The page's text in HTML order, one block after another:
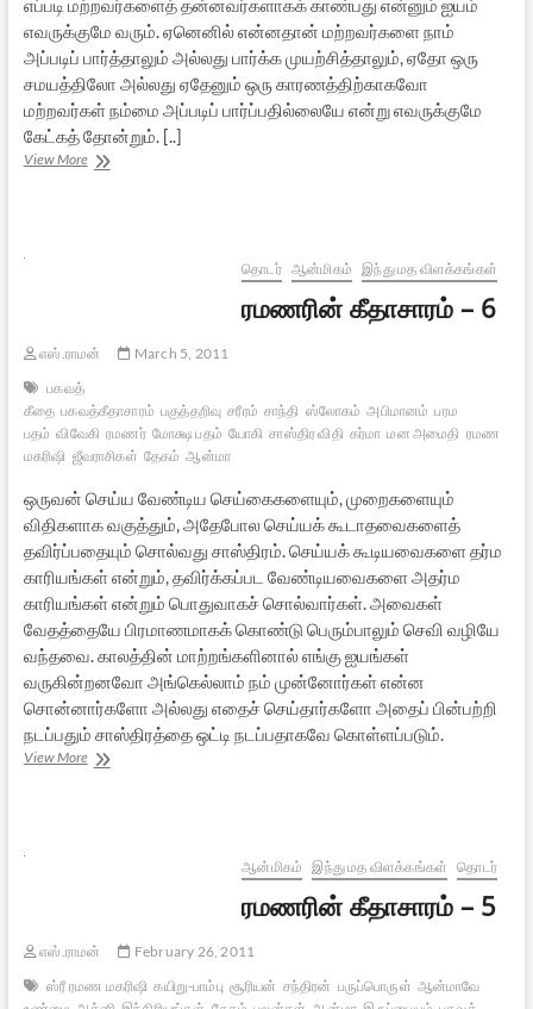
எப்படி மற்றவர்களைத் தன்னவர்களாகக் காண்பது என்னும் ஐயம்
எவருக்குமே வரும். ஏனெனில் என்னதான் மற்றவர்களை நாம்
அப்படிப் பார்த்தாலும் அல்லது பார்க்க முயற்சித்தாலும், ஏதோ ஒரு
சமயத்திலோ அல்லது ஏதேனும் ஒரு காரணத்திற்காகவோ
மற்றவர்கள் நம்மை அப்படிப் பார்ப்பதில்லையே என்று எவருக்குமே
கேட்கத் தோன்றும். [..]
View Moreரமணரின்
தொடர் ஆன்மிகம் இந்து மத விளக்கங்கள்
ரமணரின் கீதாசாரம் – 6
எஸ்.ராமன்
March 5, 2011
பகவத்
கீதை பகவத்கீதாசாரம் பகுத்தறிவு சரீரம் சாந்தி ஸ்லோகம் அபிமானம் பரம
பதம் விவேகி ரமணர் மோக்ஷ பதம் யோகி சாஸ்திர விதி கர்மா மன அமைதி ரமண
மகரிஷி ஜீவராசிகள் தேகம் ஆன்மா
ஒருவன் செய்ய வேண்டிய செய்கைகளையும், முறைகளையும்
விதிகளாக வகுத்தும், அதேபோல செய்யக் கூடாதவைகளைத்
தவிர்ப்பதையும் சொல்வது சாஸ்திரம். செய்யக் கூடியவைகளை தர்ம
காரியங்கள் என்றும், தவிர்க்கப்பட வேண்டியவைகளை அதர்ம
காரியங்கள் என்றும் பொதுவாகச் சொல்வார்கள். அவைகள்
வேதத்தையே பிரமாணமாகக் கொண்டு பெரும்பாலும் செவி வழியே
வந்தவை. காலத்தின் மாற்றங்களினால் எங்கு ஐயங்கள்
வருகின்றனவோ அங்கெல்லாம் நம் முன்னோர்கள் என்ன
சொன்னார்களோ அல்லது எதைச் செய்தார்களோ அதைப் பின்பற்றி
நடப்பதும் சாஸ்திரத்தை ஒட்டி நடப்பதாகவே கொள்ளப்படும்.
View Moreரமணரின்
ஆன்மிகம் இந்து மத விளக்கங்கள் தொடர்
ரமணரின் கீதாசாரம் – 5
எஸ்.ராமன்
February 26, 2011
ஸ்ரீ ரமண மகரிஷி கயிறு-பாம்பு சூரியன் சந்திரன் பருப்பொருள் ஆன்மாவே